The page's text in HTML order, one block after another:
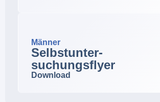
Männer
Selbstunter-
suchungsflyer
Download